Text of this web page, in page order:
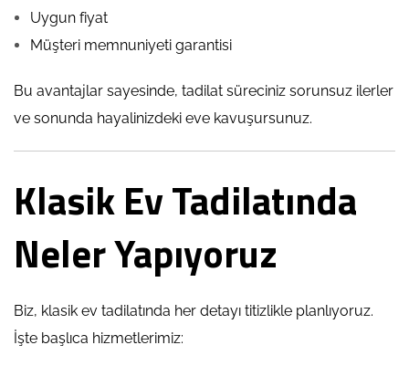
Uygun fiyat
Müşteri memnuniyeti garantisi
Bu avantajlar sayesinde, tadilat süreciniz sorunsuz ilerler
ve sonunda hayalinizdeki eve kavuşursunuz.
Klasik Ev Tadilatında
Neler Yapıyoruz
Biz, klasik ev tadilatında her detayı titizlikle planlıyoruz.
İşte başlıca hizmetlerimiz: